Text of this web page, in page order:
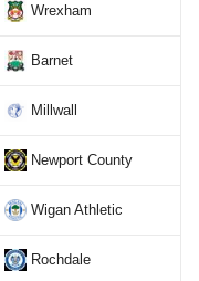
Wrexham
Barnet
Millwall
Newport County
Wigan Athletic
Rochdale